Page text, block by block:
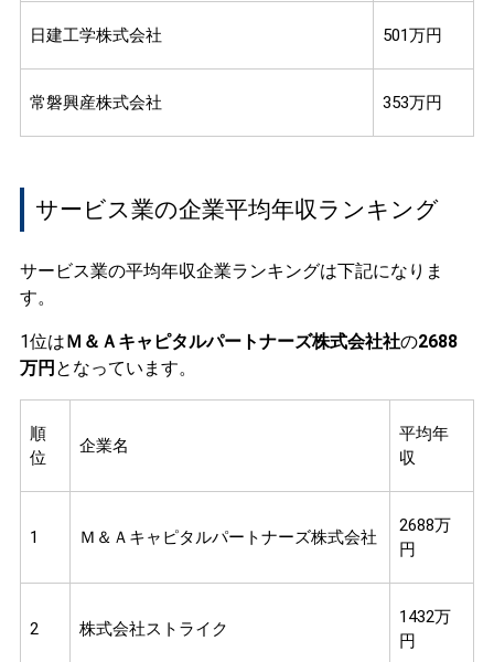
日建工学株式会社 501万円
常磐興産株式会社 353万円
サービス業の企業平均年収ランキング
サービス業の平均年収企業ランキングは下記になりま
す。
1位はＭ＆Ａキャピタルパートナーズ株式会社社の2688
万円 となっています。
順
位
企業名
平均年
収
1 Ｍ＆Ａキャピタルパートナーズ株式会社
2688万
円
2 株式会社ストライク
1432万
円